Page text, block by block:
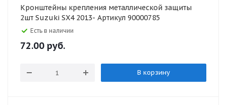
Кронштейны крепления металлической защиты
2шт Suzuki SX4 2013- Артикул 90000785
Есть в наличии
72.00 руб.
В корзину